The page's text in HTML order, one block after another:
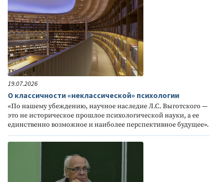
19.07.2026
О классичности «неклассической» психологии
«По нашему убеждению, научное наследие Л.С. Выготского —
это не историческое прошлое психологической науки, а ее
единственно возможное и наиболее перспективное будущее».